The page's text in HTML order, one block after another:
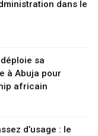
dans le
déploie sa
à Abuja pour
africain
d’usage : le